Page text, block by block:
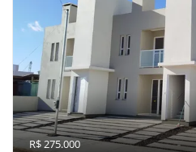
R$ 275.000